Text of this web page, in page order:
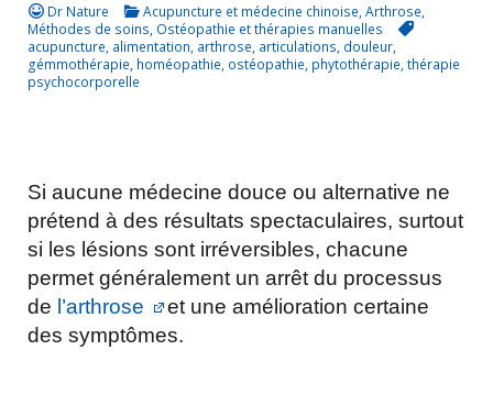
Dr Nature
Acupuncture et médecine chinoise,Arthrose,
Méthodes de soins, Ostéopathie et thérapies manuelles
acupuncture, alimentation, arthrose, articulations, douleur,
gémmothérapie, homéopathie, ostéopathie, phytothérapie,thérapie
psychocorporelle
Si aucune médecine douce ou alternative ne
prétend à des résultats spectaculaires, surtout
si les lésions sont irréversibles, chacune
permet généralement un arrêt du processus
de l’arthrose
et une amélioration certaine
des symptômes.